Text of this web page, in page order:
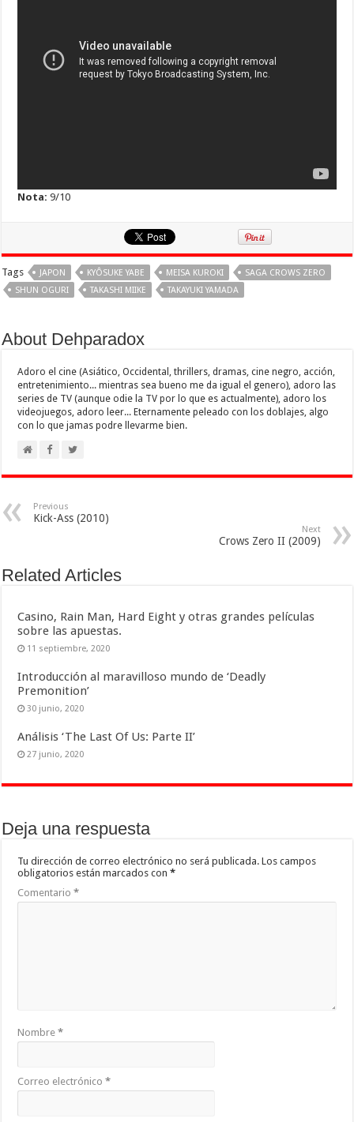
Nota: 9/10
Tags JAPON KYÔSUKE YABE MEISA KUROKI
SAGA CROWS ZERO
SHUN OGURI
TAKASHI MIIKE TAKAYUKI YAMADA
About Dehparadox
Adoro el cine (Asiático, Occidental, thrillers, dramas, cine negro, acción,
entretenimiento... mientras sea bueno me da igual el genero), adoro las
series de TV (aunque odie la TV por lo que es actualmente), adoro los
videojuegos, adoro leer... Eternamente peleado con los doblajes, algo
con lo que jamas podre llevarme bien.
Previous
Kick-Ass (2010)
Next
Crows Zero II (2009)
Related Articles
Casino, Rain Man, Hard Eight y otras grandes películas
sobre las apuestas.
11 septiembre, 2020
Introducción al maravilloso mundo de ‘Deadly
Premonition’
30 junio, 2020
Análisis ‘The Last Of Us: Parte II’
27 junio, 2020
Deja una respuesta
Tu dirección de correo electrónico no será publicada. Los campos
obligatorios están marcados con*
Comentario*
Nombre*
Correo electrónico*